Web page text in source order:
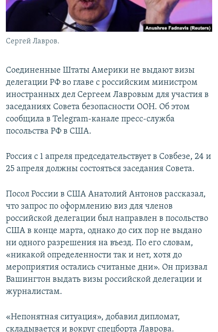
Сергей Лавров.
Соединенные Штаты Америки не выдают визы
делегации РФ во главе с российским министром
иностранных дел Сергеем Лавровым для участия в
заседаниях Совета безопасности ООН. Об этом
сообщила в Telegram-канале пресс-служба
посольства РФ в США.
Россия с 1 апреля председательствует в Совбезе, 24 и
25 апреля должны состояться заседания Совета.
Посол России в США Анатолий Антонов рассказал,
что запрос по оформлению виз для членов
российской делегации был направлен в посольство
США в конце марта, однако до сих пор не выдано
ни одного разрешения на въезд. По его словам,
«никакой определенности так и нет, хотя до
мероприятия остались считаные дни». Он призвал
Вашингтон выдать визы российской делегации и
журналистам.
«Непонятная ситуация», добавил дипломат,
складывается и вокруг спецборта Лаврова.